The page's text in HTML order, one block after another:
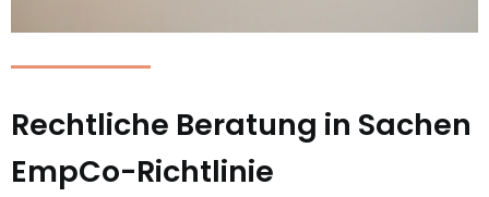
Rechtliche Beratung in Sachen
EmpCo-Richtlinie